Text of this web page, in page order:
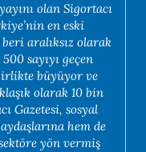
olan Sigortacı
en eski
aralıksız olarak
sayıyı geçen
büyüyor ve
olarak 10 bin
Gazetesi, sosyal
hem de
yön vermiş